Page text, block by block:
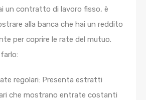
un contratto di lavoro fisso, è
alla banca che hai un reddito
per coprire le rate del mutuo.
regolari: Presenta estratti
che mostrano entrate costanti